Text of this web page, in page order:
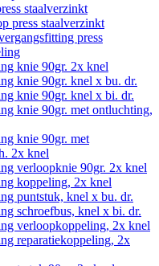
staalverzinkt
press staalverzinkt
press
knie 90gr. 2x knel
knie 90gr. knel x bu. dr.
knie 90gr. knel x bi. dr.
knie 90gr. met ontluchting,
knie 90gr. met
2x knel
verloopknie 90gr. 2x knel
koppeling, 2x knel
puntstuk, knel x bu. dr.
schroefbus, knel x bi. dr.
verloopkoppeling, 2x knel
reparatiekoppeling, 2x